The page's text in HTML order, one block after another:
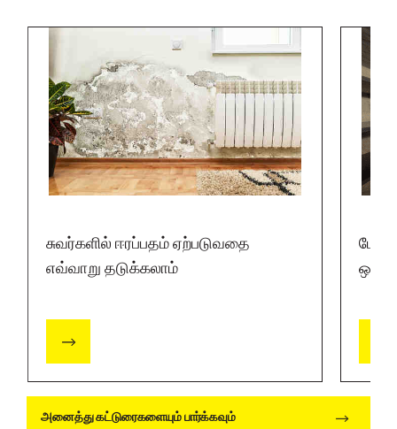
சுவர்களில் ஈரப்பதம் ஏற்படுவதை
எவ்வாறு தடுக்கலாம்
ஒரு
அனைத்து கட்டுரைகளையும் பார்க்கவும்